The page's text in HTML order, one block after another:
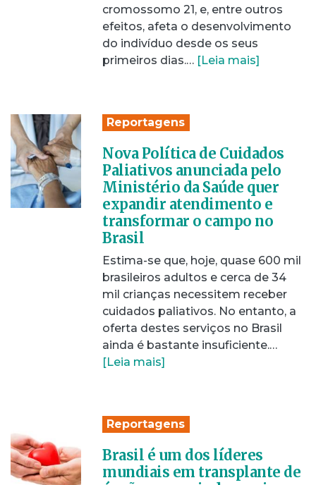
cromossomo 21, e, entre outros
efeitos, afeta o desenvolvimento
do indivíduo desde os seus
primeiros dias.… [Leia mais]
Reportagens
Nova Política de Cuidados
Paliativos anunciada pelo
Ministério da Saúde quer
expandir atendimento e
transformar o campo no
Brasil
Estima-se que, hoje, quase 600 mil
brasileiros adultos e cerca de 34
mil crianças necessitem receber
cuidados paliativos. No entanto, a
oferta destes serviços no Brasil
ainda é bastante insuficiente.…
[Leia mais]
Reportagens
Brasil é um dos líderes
mundiais em transplante de